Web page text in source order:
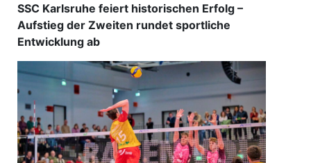
SSC Karlsruhe feiert historischen Erfolg –
Aufstieg der Zweiten rundet sportliche
Entwicklung ab